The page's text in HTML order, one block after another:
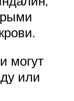
могут
или